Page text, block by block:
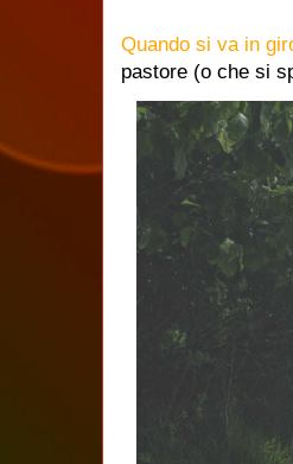
Quando si va in
pastore (o che si